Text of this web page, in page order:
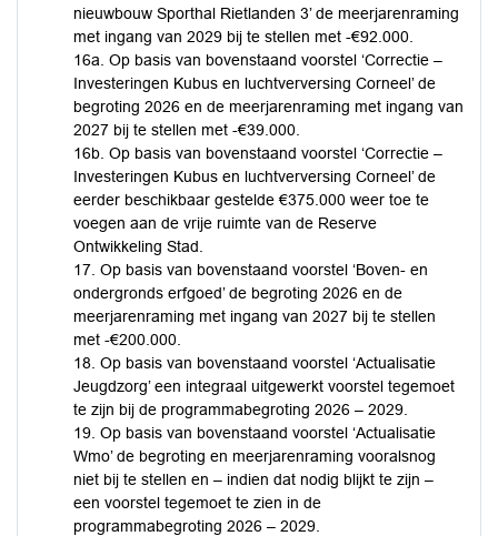
nieuwbouw Sporthal Rietlanden 3’ de meerjarenraming
met ingang van 2029 bij te stellen met -€92.000.
16a. Op basis van bovenstaand voorstel ‘Correctie –
Investeringen Kubus en luchtverversing Corneel’ de
begroting 2026 en de meerjarenraming met ingang van
2027 bij te stellen met -€39.000.
16b. Op basis van bovenstaand voorstel ‘Correctie –
Investeringen Kubus en luchtverversing Corneel’ de
eerder beschikbaar gestelde €375.000 weer toe te
voegen aan de vrije ruimte van de Reserve
Ontwikkeling Stad.
17. Op basis van bovenstaand voorstel ‘Boven- en
ondergronds erfgoed’ de begroting 2026 en de
meerjarenraming met ingang van 2027 bij te stellen
met -€200.000.
18. Op basis van bovenstaand voorstel ‘Actualisatie
Jeugdzorg’ een integraal uitgewerkt voorstel tegemoet
te zijn bij de programmabegroting 2026 – 2029.
19. Op basis van bovenstaand voorstel ‘Actualisatie
Wmo’ de begroting en meerjarenraming vooralsnog
niet bij te stellen en – indien dat nodig blijkt te zijn –
een voorstel tegemoet te zien in de
programmabegroting 2026 – 2029.